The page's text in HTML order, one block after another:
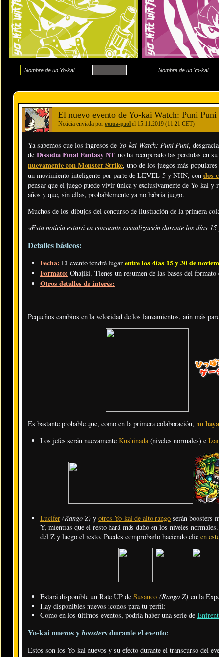
El nuevo evento de Yo-kai Watch: Puni
Noticia enviada por ɐɯuǝ-pɹol el 15.11.2019 (11:21 CET)
Ya sabemos que los ingresos de Yo-kai Watch: Puni Puni,
de Dissidia Final Fantasy NT no ha recuperado las pérdidas en
nuevamente con Monster Strike, uno de los juegos más
un movimiento inteligente por parte de LEVEL-5 y NHN, con dos
pensar que el juego puede vivir única y exclusivamente de Yo-kai
años y que, sin ellas, probablemente ya no habría juego.
Muchos de los dibujos del concurso de ilustración de la primera
«Esta noticia estará en constante actualización durante los días 15
Detalles básicos:
Fecha: El evento tendrá lugar entre los días 15 y 30 de
Formato: Ohajiki. Tienes un resumen de las bases del
Otros detalles de interés:
Pequeños cambios en la velocidad de los lanzamientos, aún más
Es bastante probable que, como en la primera colaboración, no
Los jefes serán nuevamente Kushinada (niveles normales) e
Lucifer (Rango Z) y otros Yo-kai de alto rango serán boosters
Y, mientras que el resto hará más daño en los niveles
del Z y luego el resto. Puedes comprobarlo haciendo clic en
Estará disponible un Rate UP de Susanoo (Rango Z) en la
Hay disponibles nuevos iconos para tu perfil:
Como en los últimos eventos, podría haber una serie de
Yo-kai nuevos yboostersdurante el evento:
Estos son los Yo-kai nuevos y su efecto durante el transcurso del